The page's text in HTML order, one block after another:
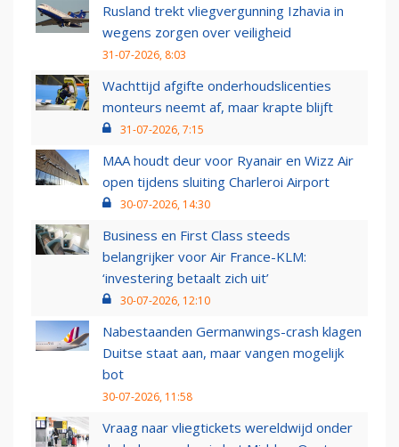
Rusland trekt vliegvergunning Izhavia in
wegens zorgen over veiligheid
31-07-2026, 8:03
Wachttijd afgifte onderhoudslicenties
monteurs neemt af, maar krapte blijft
31-07-2026, 7:15
MAA houdt deur voor Ryanair en Wizz Air
open tijdens sluiting Charleroi Airport
30-07-2026, 14:30
Business en First Class steeds
belangrijker voor Air France-KLM:
‘investering betaalt zich uit’
30-07-2026, 12:10
Nabestaanden Germanwings-crash klagen
Duitse staat aan, maar vangen mogelijk
bot
30-07-2026, 11:58
Vraag naar vliegtickets wereldwijd onder